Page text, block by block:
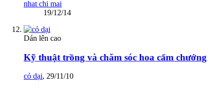
nhat chi mai
19/12/14
Dán lên cao
Kỹ thuật trồng và chăm sóc hoa cẩm chướng
cỏ dại, 29/11/10